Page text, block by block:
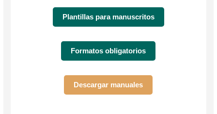
Plantillas para manuscritos
Formatos obligatorios
Descargar manuales